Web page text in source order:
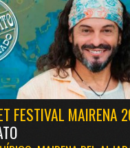
FESTIVAL MAIRENA